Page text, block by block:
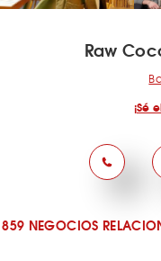
Raw
¡Sé
859 NEGOCIOS